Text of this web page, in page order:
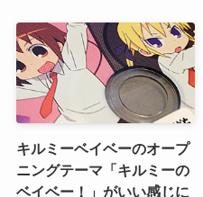
キルミーベイベーのオープ
ニングテーマ「キルミーの
ベイベー！」がいい感じに